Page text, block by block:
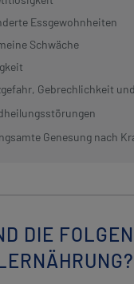
Essgewohnheiten
Schwäche
Gebrechlichkeit
Genesung nach
DIE